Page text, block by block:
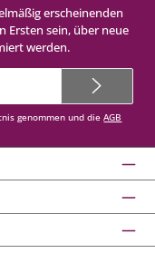
erscheinenden
Ersten sein, über neue
werden.
genommen und dieAGB